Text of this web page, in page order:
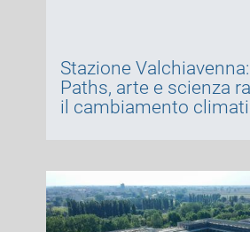
Stazione
Paths, arte e scienza
il cambiamento